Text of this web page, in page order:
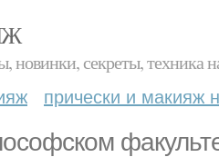
новинки, секреты, техника
прически и макияж